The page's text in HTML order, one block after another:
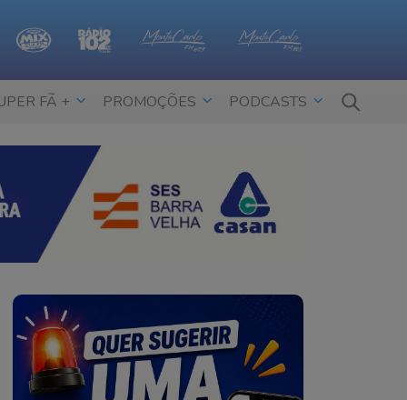
FÃ + PROMOÇÕES PODCASTS